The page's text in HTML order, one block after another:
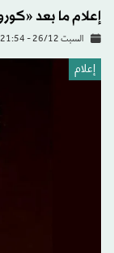
إعلام ما بعد
السبت 26/12 - 21:54
إعلام